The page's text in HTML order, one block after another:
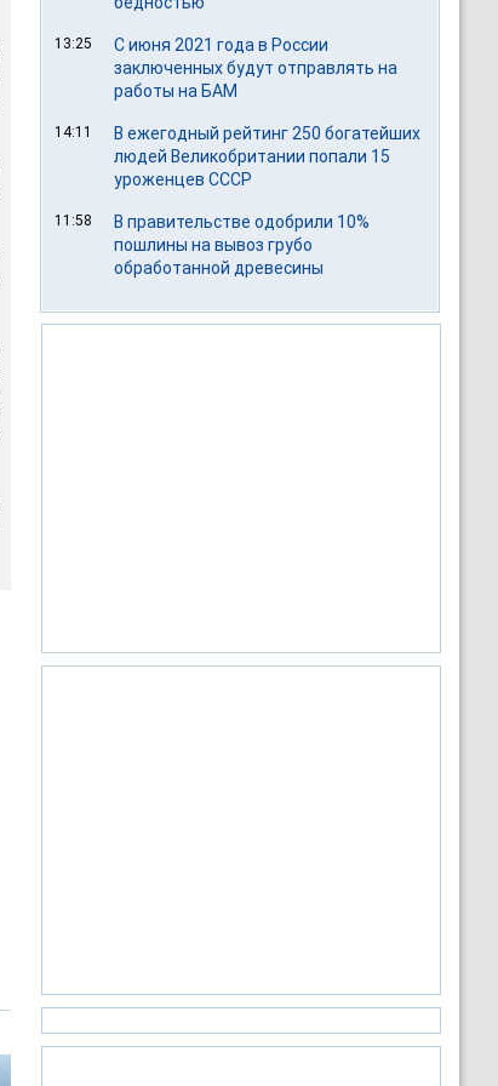
13:25
С июня 2021 года в России
заключенных будут отправлять на
работы на БАМ
14:11
В ежегодный рейтинг 250 богатейших
людей Великобритании попали 15
уроженцев СССР
11:58
В правительстве одобрили 10%
пошлины на вывоз грубо
обработанной древесины